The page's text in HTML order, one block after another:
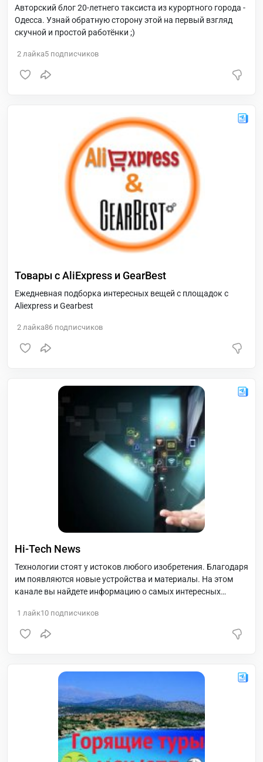
Авторский блог 20-летнего таксиста из курортного города -
Одесса. Узнай обратную сторону этой на первый взгляд
скучной и простой работёнки ;)
2 лайка5 подписчиков
Товары с AliExpress и GearBest
Ежедневная подборка интересных вещей с площадок с
Aliexpress и Gearbest
2 лайка86 подписчиков
Hi-Tech News
Технологии стоят у истоков любого изобретения. Благодаря
им появляются новые устройства и материалы. На этом
канале вы найдете информацию о самых интересных
1 лайк10 подписчиков